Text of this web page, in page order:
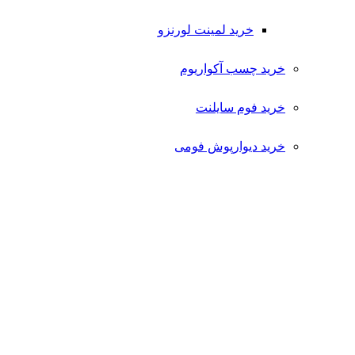
خرید لمینت لورنزو
خرید چسب آکواریوم
خرید فوم سایلنت
خرید دیوارپوش فومی